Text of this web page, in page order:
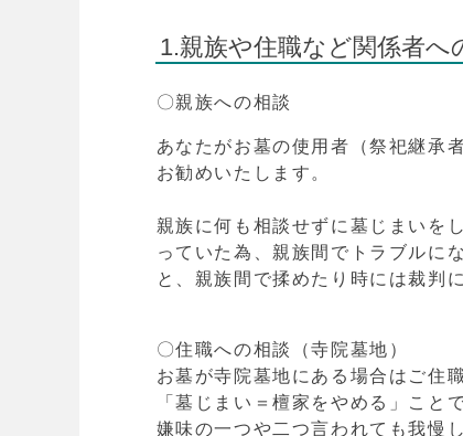
1.親族や住職など関係者へ
〇親族への相談
あなたがお墓の使用者（祭祀継承
お勧めいたします。
親族に何も相談せずに墓じまいを
っていた為、親族間でトラブルに
と、親族間で揉めたり時には裁判
〇住職への相談（寺院墓地）
お墓が寺院墓地にある場合はご住
「墓じまい＝檀家をやめる 」こと
嫌味の一つや二つ言われても我慢